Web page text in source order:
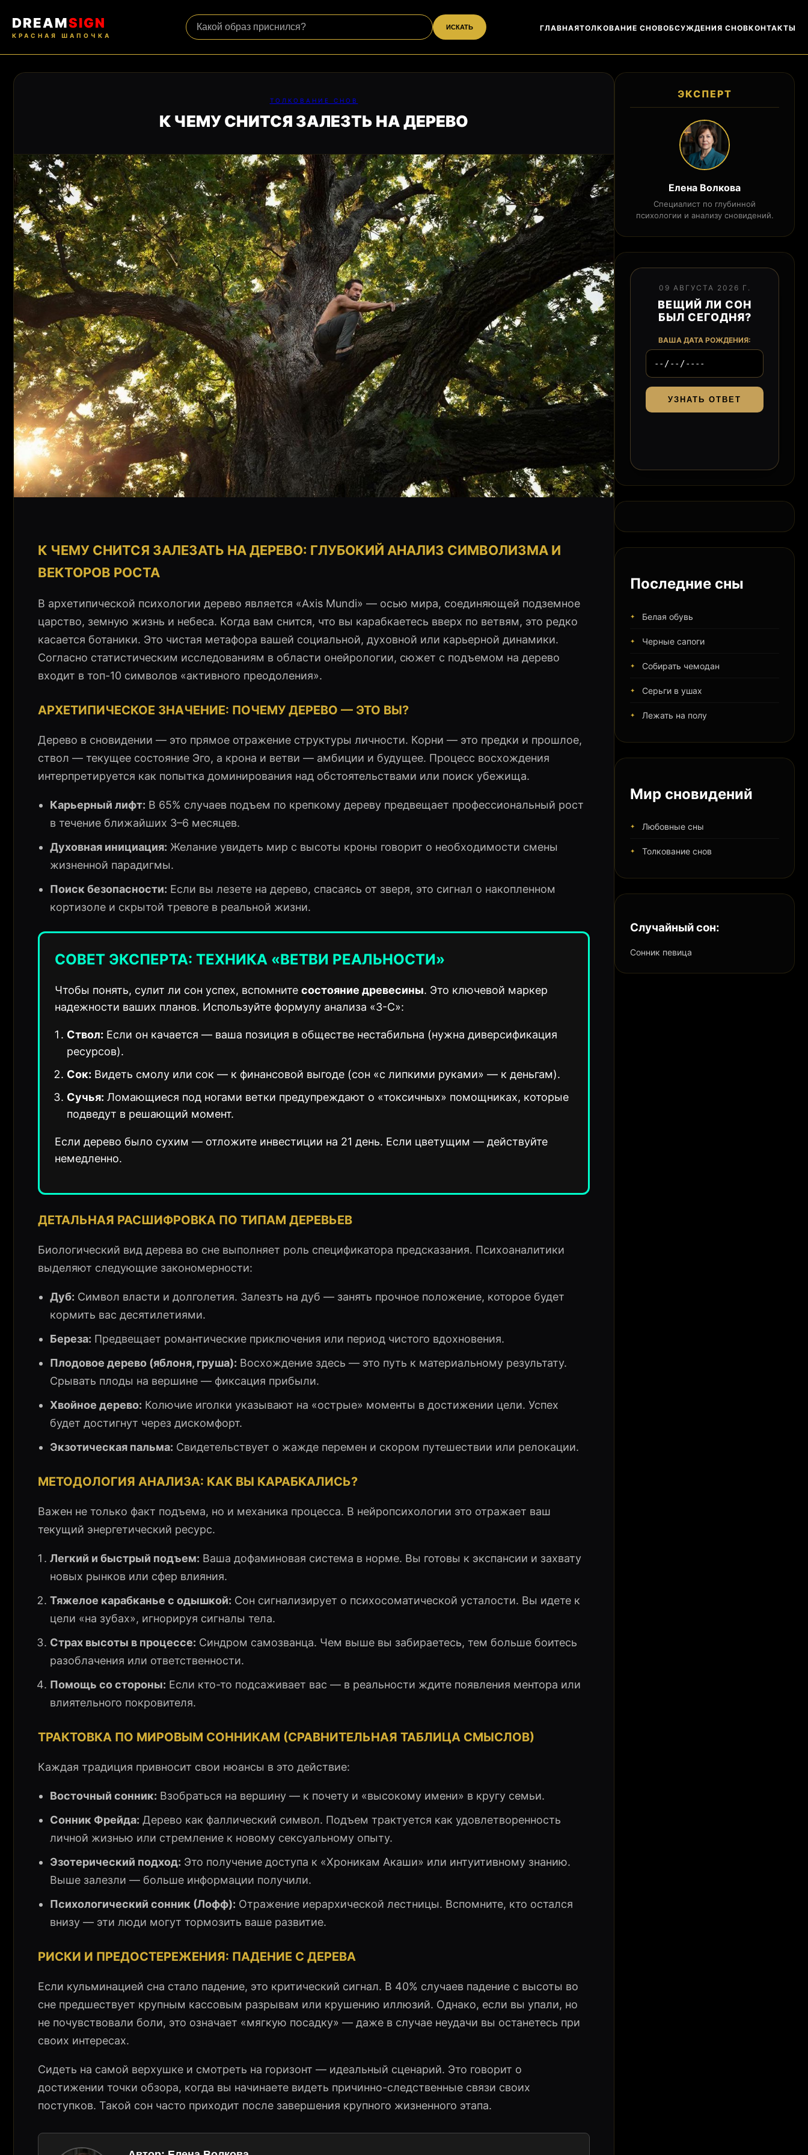
DREAMSIGN
КРАСНАЯ ШАПОЧКА
ИСКАТЬ ГЛАВНАЯТОЛКОВАНИЕ СНОВОБСУЖДЕНИЯ СНОВКОНТАКТЫ
ТОЛКОВАНИЕ СНОВ
К ЧЕМУ СНИТСЯ ЗАЛЕЗТЬ НА ДЕРЕВО
К ЧЕМУ СНИТСЯ ЗАЛЕЗАТЬ НА ДЕРЕВО: ГЛУБОКИЙ АНАЛИЗ СИМВОЛИЗМА И
ВЕКТОРОВ РОСТА
В архетипической психологии дерево является «Axis Mundi» — осью мира, соединяющей подземное
царство, земную жизнь и небеса. Когда вам снится, что вы карабкаетесь вверх по ветвям, это редко
касается ботаники. Это чистая метафора вашей социальной, духовной или карьерной динамики.
Согласно статистическим исследованиям в области онейрологии, сюжет с подъемом на дерево
входит в топ-10 символов «активного преодоления».
АРХЕТИПИЧЕСКОЕ ЗНАЧЕНИЕ: ПОЧЕМУ ДЕРЕВО — ЭТО ВЫ?
Дерево в сновидении — это прямое отражение структуры личности. Корни — это предки и прошлое,
ствол — текущее состояние Эго, а крона и ветви — амбиции и будущее. Процесс восхождения
интерпретируется как попытка доминирования над обстоятельствами или поиск убежища.
Карьерный лифт: В 65% случаев подъем по крепкому дереву предвещает профессиональный рост
в течение ближайших 3–6 месяцев.
Духовная инициация: Желание увидеть мир с высоты кроны говорит о необходимости смены
жизненной парадигмы.
Поиск безопасности: Если вы лезете на дерево, спасаясь от зверя, это сигнал о накопленном
кортизоле и скрытой тревоге в реальной жизни.
СОВЕТ ЭКСПЕРТА: ТЕХНИКА «ВЕТВИ РЕАЛЬНОСТИ»
Чтобы понять, сулит ли сон успех, вспомните состояние древесины. Это ключевой маркер
надежности ваших планов. Используйте формулу анализа «3-С»:
Ствол: Если он качается — ваша позиция в обществе нестабильна (нужна диверсификация
ресурсов).
Сок: Видеть смолу или сок — к финансовой выгоде (сон «с липкими руками» — к деньгам).
Сучья: Ломающиеся под ногами ветки предупреждают о «токсичных» помощниках, которые
подведут в решающий момент.
Если дерево было сухим — отложите инвестиции на 21 день. Если цветущим — действуйте
немедленно.
ДЕТАЛЬНАЯ РАСШИФРОВКА ПО ТИПАМ ДЕРЕВЬЕВ
Биологический вид дерева во сне выполняет роль спецификатора предсказания. Психоаналитики
выделяют следующие закономерности:
Дуб: Символ власти и долголетия. Залезть на дуб — занять прочное положение, которое будет
кормить вас десятилетиями.
Береза: Предвещает романтические приключения или период чистого вдохновения.
Плодовое дерево (яблоня, груша): Восхождение здесь — это путь к материальному результату.
Срывать плоды на вершине — фиксация прибыли.
Хвойное дерево: Колючие иголки указывают на «острые» моменты в достижении цели. Успех
будет достигнут через дискомфорт.
Экзотическая пальма: Свидетельствует о жажде перемен и скором путешествии или релокации.
МЕТОДОЛОГИЯ АНАЛИЗА: КАК ВЫ КАРАБКАЛИСЬ?
Важен не только факт подъема, но и механика процесса. В нейропсихологии это отражает ваш
текущий энергетический ресурс.
Легкий и быстрый подъем: Ваша дофаминовая система в норме. Вы готовы к экспансии и захвату
новых рынков или сфер влияния.
Тяжелое карабканье с одышкой: Сон сигнализирует о психосоматической усталости. Вы идете к
цели «на зубах», игнорируя сигналы тела.
Страх высоты в процессе: Синдром самозванца. Чем выше вы забираетесь, тем больше боитесь
разоблачения или ответственности.
Помощь со стороны: Если кто-то подсаживает вас — в реальности ждите появления ментора или
влиятельного покровителя.
ТРАКТОВКА ПО МИРОВЫМ СОННИКАМ (СРАВНИТЕЛЬНАЯ ТАБЛИЦА СМЫСЛОВ)
Каждая традиция привносит свои нюансы в это действие:
Восточный сонник: Взобраться на вершину — к почету и «высокому имени» в кругу семьи.
Сонник Фрейда: Дерево как фаллический символ. Подъем трактуется как удовлетворенность
личной жизнью или стремление к новому сексуальному опыту.
Эзотерический подход: Это получение доступа к «Хроникам Акаши» или интуитивному знанию.
Выше залезли — больше информации получили.
Психологический сонник (Лофф): Отражение иерархической лестницы. Вспомните, кто остался
внизу — эти люди могут тормозить ваше развитие.
РИСКИ И ПРЕДОСТЕРЕЖЕНИЯ: ПАДЕНИЕ С ДЕРЕВА
Если кульминацией сна стало падение, это критический сигнал. В 40% случаев падение с высоты во
сне предшествует крупным кассовым разрывам или крушению иллюзий. Однако, если вы упали, но
не почувствовали боли, это означает «мягкую посадку» — даже в случае неудачи вы останетесь при
своих интересах.
Сидеть на самой верхушке и смотреть на горизонт — идеальный сценарий. Это говорит о
достижении точки обзора, когда вы начинаете видеть причинно-следственные связи своих
поступков. Такой сон часто приходит после завершения крупного жизненного этапа.
ЭКСПЕРТ
Елена Волкова
Специалист по глубинной
психологии и анализу сновидений.
09 АВГУСТА 2026 Г.
ВЕЩИЙ ЛИ СОН
БЫЛ СЕГОДНЯ?
ВАША ДАТА РОЖДЕНИЯ:
УЗНАТЬ ОТВЕТ
Последние сны
Белая обувь
Черные сапоги
Собирать чемодан
Серьги в ушах
Лежать на полу
Мир сновидений
Любовные сны
Толкование снов
Случайный сон:
Сонник певица